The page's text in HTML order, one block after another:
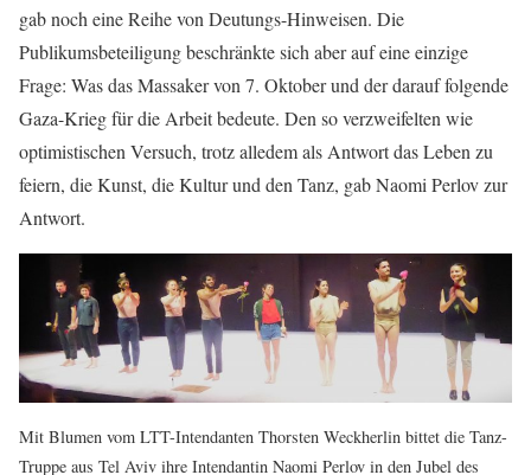
gab noch eine Reihe von Deutungs-Hinweisen. Die
Publikumsbeteiligung beschränkte sich aber auf eine einzige
Frage: Was das Massaker von 7. Oktober und der darauf folgende
Gaza-Krieg für die Arbeit bedeute. Den so verzweifelten wie
optimistischen Versuch, trotz alledem als Antwort das Leben zu
feiern, die Kunst, die Kultur und den Tanz, gab Naomi Perlov zur
Antwort.
Mit Blumen vom LTT-Intendanten Thorsten Weckherlin bittet die Tanz-
Truppe aus Tel Aviv ihre Intendantin Naomi Perlov in den Jubel des